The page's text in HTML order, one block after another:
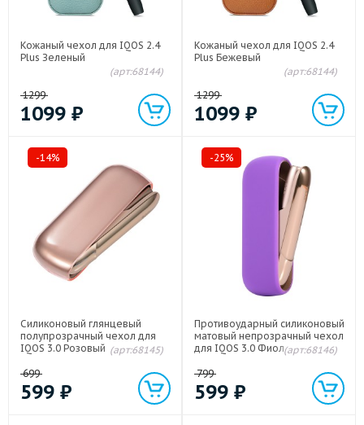
Кожаный чехол для IQOS 2.4
Plus Зеленый
(арт:68144)
1299
1099 ₽
Кожаный чехол для IQOS 2.4
Plus Бежевый
(арт:68144)
1299
1099 ₽
-14%
Силиконовый глянцевый
полупрозрачный чехол для
IQOS 3.0 Розовый (арт:68145)
699
599 ₽
-25%
Противоударный силиконовый
матовый непрозрачный чехол
для IQOS 3.0 Фиолетовый
(арт:68146)
799
599 ₽